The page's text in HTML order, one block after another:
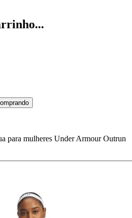
para mulheres Under Armour Outrun